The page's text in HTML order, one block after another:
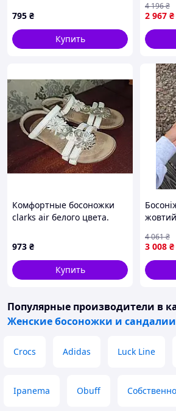
795 ₴
Купить
2 967 ₴
4 196₴
Комфортные босоножки
clarks air белого цвета.
973 ₴
Купить
жовтий
3 008 ₴
4 061₴
Популярные производители в
Женские босоножки и сандалии
Crocs Adidas Luck Line
Ipanema Obuff